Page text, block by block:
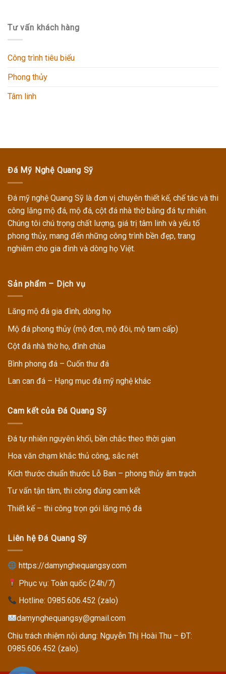
Tư vấn khách hàng
Công trình tiêu biểu
Phong thủy
Tâm linh
Đá Mỹ Nghệ Quang Sỹ
Đá mỹ nghệ Quang Sỹ là đơn vị chuyên thiết kế, chế tác và thi
công lăng mộ đá, mộ đá, cột đá nhà thờbằng đá tự nhiên.
Chúng tôi chú trọng chất lượng, giá trị tâm linh và yếu tố
phong thủy, mang đến những công trình bền đẹp, trang
nghiêm cho gia đình và dòng họ Việt.
Sản phẩm – Dịch vụ
Lăng mộ đá gia đình, dòng họ
Mộ đá phong thủy (mộ đơn, mộ đôi, mộ tam cấp)
Cột đá nhà thờ họ, đình chùa
Bình phong đá – Cuốn thư đá
Lan can đá – Hạng mục đá mỹ nghệ khác
Cam kết của Đá Quang Sỹ
Đá tự nhiên nguyên khối, bền chắc theo thời gian
Hoa văn chạm khắc thủ công, sắc nét
Kích thước chuẩn thước Lỗ Ban – phong thủy âm trạch
Tư vấn tận tâm, thi công đúng cam kết
Thiết kế – thi công trọn gói lăng mộ đá
Liên hệ Đá Quang Sỹ
https://damynghequangsy.com
Phục vụ: Toàn quốc (24h/7)
Hotline:0985.606.452 (zalo)
damynghequangsy@gmail.com
Chịu trách nhiệm nội dung: Nguyễn Thị Hoài Thu – ĐT:
0985.606.452 (zalo).